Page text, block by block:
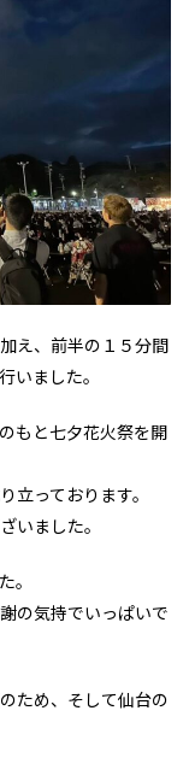
え、前半の１５分間
いました。
もと七夕花火祭を開
立っております。
いました。
。
の気持でいっぱいで
ため、そして仙台の